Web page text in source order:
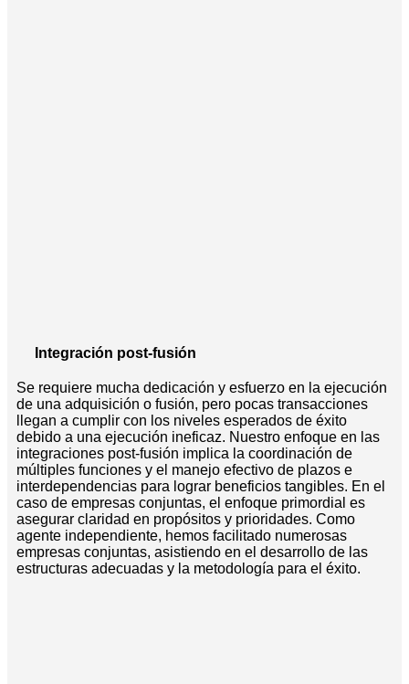
Integración post-fusión
Se requiere mucha dedicación y esfuerzo en la ejecución
de una adquisición o fusión, pero pocas transacciones
llegan a cumplir con los niveles esperados de éxito
debido a una ejecución ineficaz. Nuestro enfoque en las
integraciones post-fusión implica la coordinación de
múltiples funciones y el manejo efectivo de plazos e
interdependencias para lograr beneficios tangibles. En el
caso de empresas conjuntas, el enfoque primordial es
asegurar claridad en propósitos y prioridades. Como
agente independiente, hemos facilitado numerosas
empresas conjuntas, asistiendo en el desarrollo de las
estructuras adecuadas y la metodología para el éxito.